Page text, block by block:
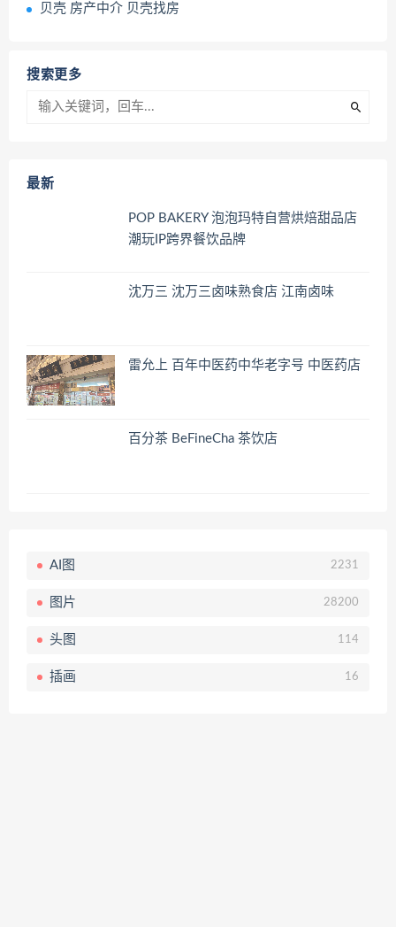
贝壳 房产中介 贝壳找房
搜索更多
最新
POP BAKERY 泡泡玛特自营烘焙甜品店
潮玩IP跨界餐饮品牌
沈万三 沈万三卤味熟食店 江南卤味
雷允上 百年中医药中华老字号 中医药店
百分茶 BeFineCha 茶饮店
AI图 2231
图片 28200
头图 114
插画 16